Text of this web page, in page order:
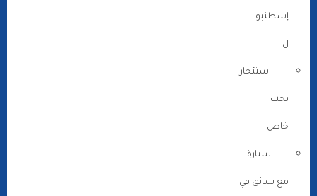
إسطنبو
ل
استئجار
يخت
خاص
سيارة
مع سائق في